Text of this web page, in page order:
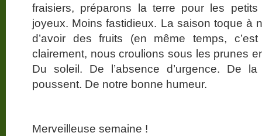
fraisiers, préparons la terre pour les
joyeux. Moins fastidieux. La saison toque à
d’avoir des fruits (en même temps,
clairement, nous croulions sous les prunes
Du soleil. De l’absence d’urgence. De
poussent. De notre bonne humeur.
Merveilleuse semaine !